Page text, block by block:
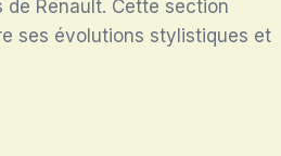
de Renault. Cette section
ses évolutions stylistiques et